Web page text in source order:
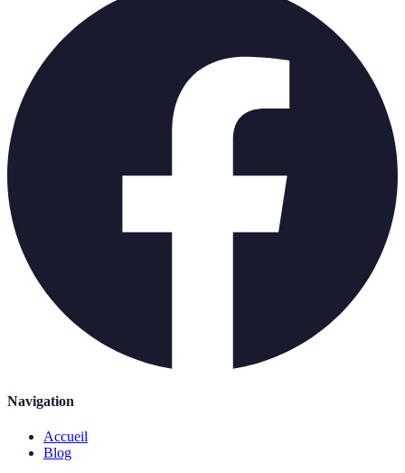
Navigation
Accueil
Blog